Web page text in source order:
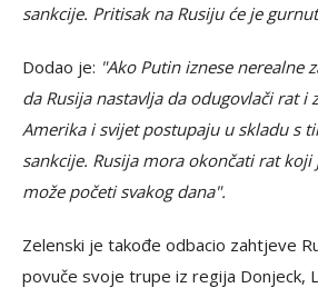
sankcije. Pritisak na Rusiju će je
Dodao je: "Ako Putin iznese nerealne
da Rusija nastavlja da odugovlači rat i
Amerika i svijet postupaju u skladu s
sankcije. Rusija mora okončati rat koji
može početi svakog dana".
Zelenski je takođe odbacio zahtjeve
povuče svoje trupe iz regija Donjeck,